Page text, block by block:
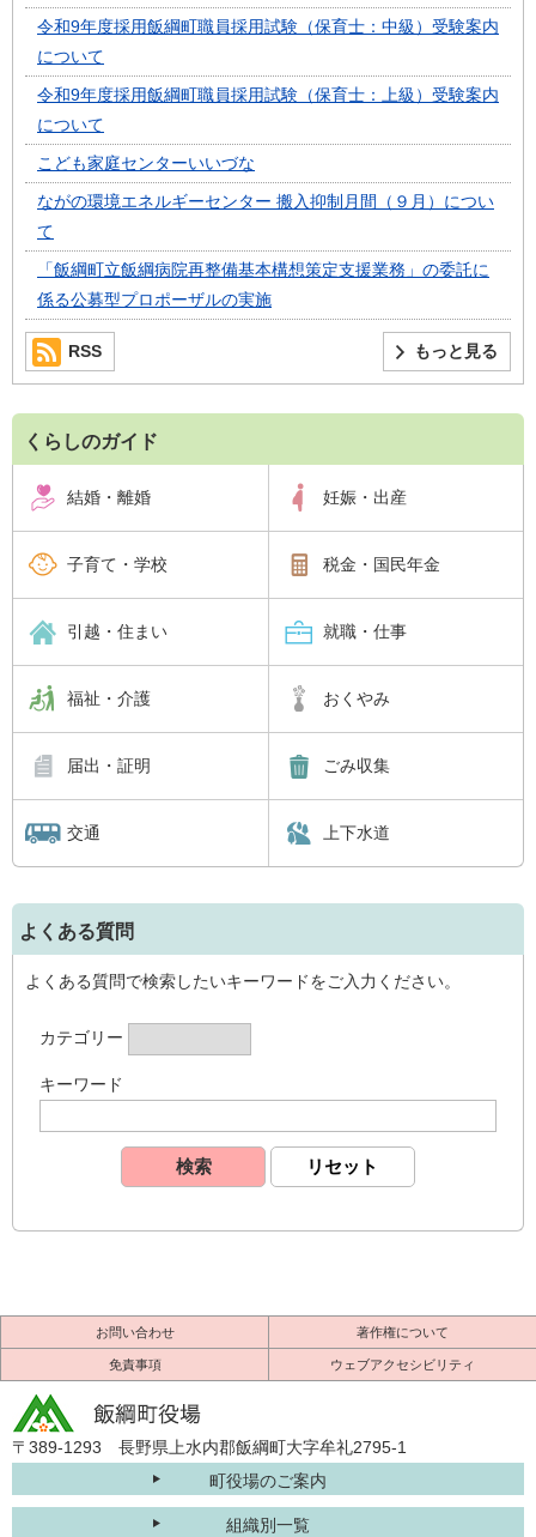
令和9年度採用飯綱町職員採用試験（保育士：中級）受験案内
について
令和9年度採用飯綱町職員採用試験（保育士：上級）受験案内
について
こども家庭センターいいづな
ながの環境エネルギーセンター 搬入抑制月間（９月）につい
て
「飯綱町立飯綱病院再整備基本構想策定支援業務」の委託に
係る公募型プロポーザルの実施
もっと見る
RSS
くらしのガイド
結婚・離婚 妊娠・出産
子育て・学校 税金・国民年金
引越・住まい 就職・仕事
福祉・介護 おくやみ
届出・証明 ごみ収集
交通 上下水道
よくある質問
よくある質問で検索したいキーワードをご入力ください。
カテゴリー
キーワード
お問い合わせ 著作権について
免責事項 ウェブアクセシビリティ
〒389-1293 長野県上水内郡飯綱町大字牟礼2795-1
町役場のご案内
組織別一覧